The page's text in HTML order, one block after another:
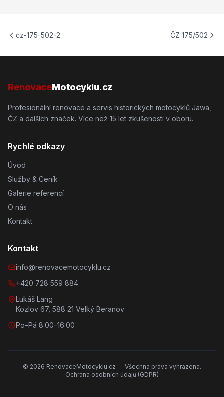
cz-175-502-2 ČZ 175/502
RenovaceMotocyklu.cz
Profesionální renovace a servis historických motocyklů Jawa,
ČZ a dalších značek. Více než 15 let zkušeností v oboru.
Rychlé odkazy
Úvod
Služby & Ceník
Galerie referencí
O nás
Kontakt
Kontakt
info@renovacemotocyklu.cz
+420 728 559 884
Lukáš Lang
Kozlov 67, 588 21 Velký Beranov
Po–Pá 8:00–16:00
© 2026 RenovaceMotocyklu.cz — Všechna práva vyhrazena.
Ochrana osobních údajů (GDPR)